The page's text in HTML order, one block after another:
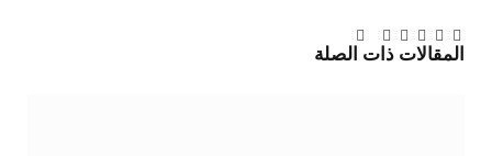
فيسبوك
تويتربينتيريست
لينكدإن
Tumblr
تيلقرام
البريد
الإلكتروني
المقالات ذات الصلة